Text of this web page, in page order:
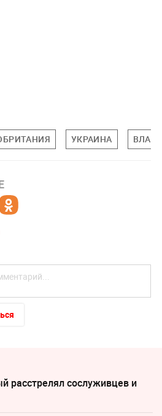
УКРАИНА
расстрелял сослуживцев и